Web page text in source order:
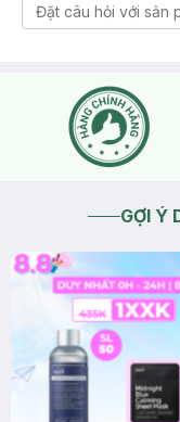
GỢI Ý